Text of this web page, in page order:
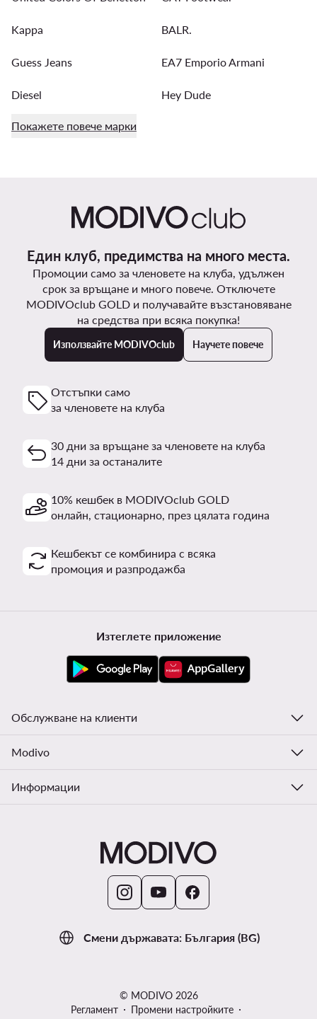
Kappa BALR.
Guess Jeans EA7 Emporio Armani
Diesel Hey Dude
Покажете повече марки
Един клуб, предимства на много места.
Промоции само за членовете на клуба, удължен
срок за връщане и много повече. Отключете
MODIVOclub GOLD и получавайте възстановяване
на средства при всяка покупка!
Използвайте MODIVOclub Научете повече
Отстъпки само
за членовете на клуба
30 дни за връщане за членовете на клуба
14 дни за останалите
10% кешбек в MODIVOclub GOLD
онлайн, стационарно, през цялата година
Кешбекът се комбинира с всяка
промоция и разпродажба
Смени държавата: България (BG)
Изтеглете приложение
Обслужване на клиенти
Modivo
Информации
© MODIVO 2026
Регламент
Промени настройките